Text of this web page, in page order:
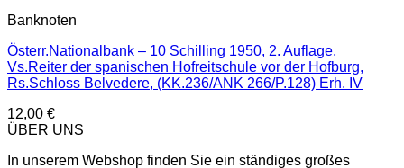
Banknoten
Österr.Nationalbank – 10 Schilling 1950, 2. Auflage,
Vs.Reiter der spanischen Hofreitschule vor der Hofburg,
Rs.Schloss Belvedere, (KK.236/ANK 266/P.128) Erh. IV
12,00 €
ÜBER UNS
In unserem Webshop finden Sie ein ständiges großes